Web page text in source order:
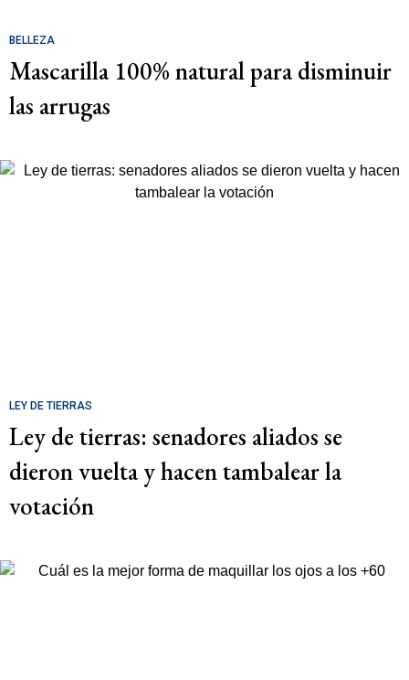
BELLEZA
Mascarilla 100% natural para disminuir
las arrugas
LEY DE TIERRAS
Ley de tierras: senadores aliados se
dieron vuelta y hacen tambalear la
votación